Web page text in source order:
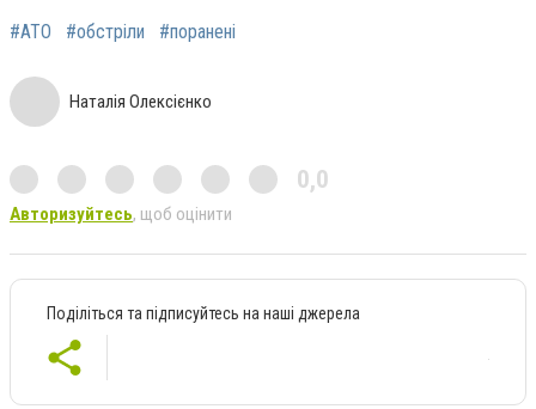
#АТО #обстріли #поранені
Наталія Олексієнко
0,0
Авторизуйтесь, щоб оцінити
Поділіться та підписуйтесь на наші джерела